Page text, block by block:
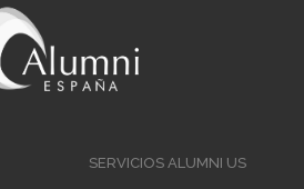
SERVICIOS ALUMNI US